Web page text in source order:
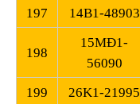
197
14B1-48903
198
15MĐ1-
56090
199 26K1-21995